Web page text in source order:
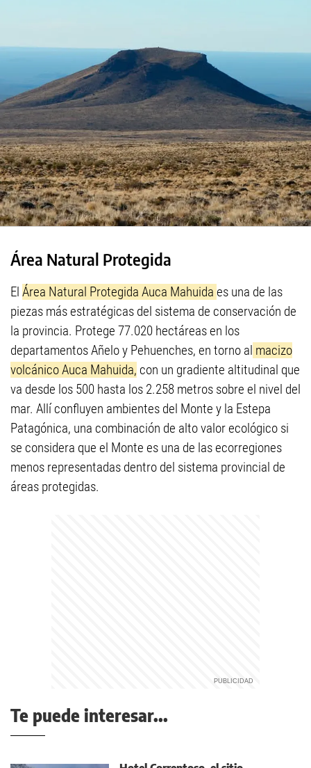
Área Natural Protegida
El Área Natural Protegida Auca Mahuida es una de las
piezas más estratégicas del sistema de conservación de
la provincia. Protege 77.020 hectáreas en los
departamentos Añelo y Pehuenches, en torno al macizo
volcánico Auca Mahuida, con un gradiente altitudinal que
va desde los 500 hasta los 2.258 metros sobre el nivel del
mar. Allí confluyen ambientes del Monte y la Estepa
Patagónica, una combinación de alto valor ecológico si
se considera que el Monte es una de las ecorregiones
menos representadas dentro del sistema provincial de
áreas protegidas.
Te puede interesar...